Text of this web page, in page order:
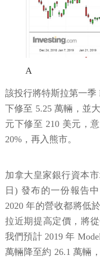
A
該投行將特斯拉第一季
下修至 5.25 萬輛，並
元下修至 210 美元，
20%，再入熊市。
加拿大皇家銀行資本市
日) 發布的一份報告
2020 年的營收都將低
拉近期提高定價，將
我們預計 2019 年
萬輛降至約 26.1 萬輛